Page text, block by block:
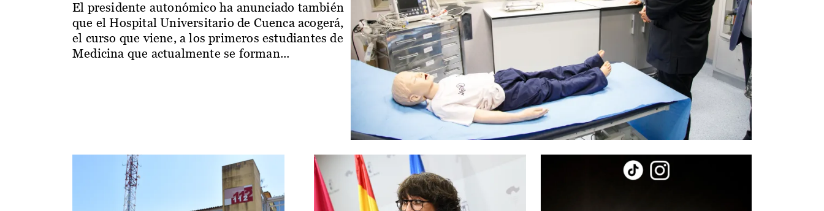
El presidente autonómico ha anunciado también
que el Hospital Universitario de Cuenca acogerá,
el curso que viene, a los primeros estudiantes de
Medicina que actualmente se forman...